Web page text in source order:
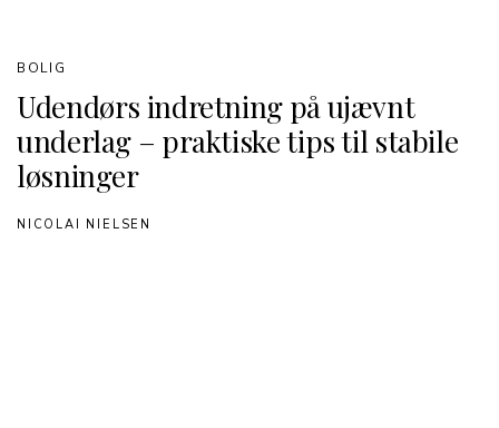
Udendørs indretning på ujævnt
underlag – praktiske tips til stabile
løsninger
BOLIG
NICOLAI NIELSEN